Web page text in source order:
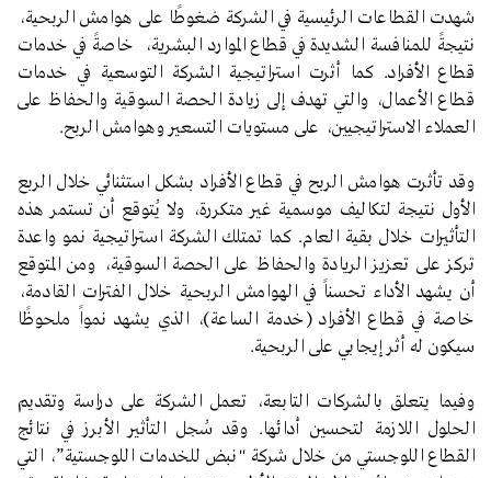
شهدت القطاعات الرئيسية في الشركة ضغوطًا على هوامش الربحية،
نتيجةً للمنافسة الشديدة في قطاع الموارد البشرية، خاصةً في خدمات
قطاع الأفراد. كما أثرت استراتيجية الشركة التوسعية في خدمات
قطاع الأعمال، والتي تهدف إلى زيادة الحصة السوقية والحفاظ على
العملاء الاستراتيجيين، على مستويات التسعير وهوامش الربح.
وقد تأثرت هوامش الربح في قطاع الأفراد بشكل استثنائي خلال الربع
الأول نتيجة لتكاليف موسمية غير متكررة، ولا يُتوقع أن تستمر هذه
التأثيرات خلال بقية العام. كما تمتلك الشركة استراتيجية نمو واعدة
تركز على تعزيز الريادة والحفاظ على الحصة السوقية، ومن المتوقع
أن يشهد الأداء تحسناً في الهوامش الربحية خلال الفترات القادمة،
خاصة في قطاع الأفراد (خدمة الساعة)، الذي يشهد نمواً ملحوظًا
سيكون له أثر إيجابي على الربحية.
وفيما يتعلق بالشركات التابعة، تعمل الشركة على دراسة وتقديم
الحلول اللازمة لتحسين أدائها. وقد سُجل التأثير الأبرز في نتائج
القطاع اللوجستي من خلال شركة "نبض للخدمات اللوجستية”، التي